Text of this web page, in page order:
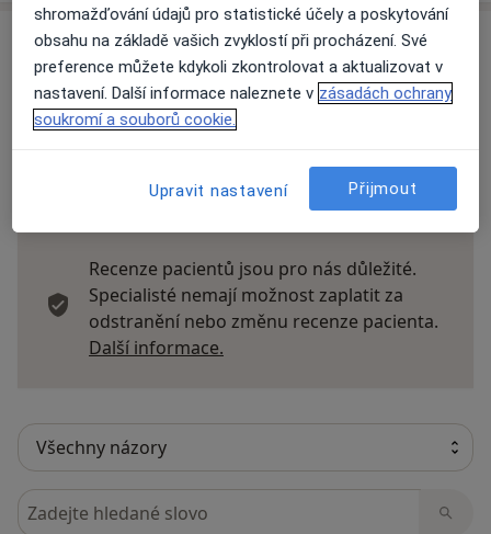
Názory
Přidejte svůj názor
Recenze pacientů jsou pro nás důležité.
Specialisté nemají možnost zaplatit za
odstranění nebo změnu recenze pacienta.
Další informace.
Hledejte v názorech
shromažďování údajů pro statistické účely a poskytování
obsahu na základě vašich zvyklostí při procházení. Své
preference můžete kdykoli zkontrolovat a aktualizovat v
nastavení. Další informace naleznete v zásadách ochrany
soukromí a souborů cookie.
Upravit nastavení Přijmout